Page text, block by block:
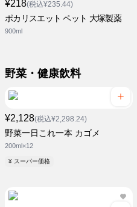
¥218(税込¥235.44)
ポカリスエット ペット 大塚製薬
900ml
野菜・健康飲料
¥2,128(税込¥2,298.24)
野菜一日これ一本 カゴメ
200ml×12
¥ スーパー価格